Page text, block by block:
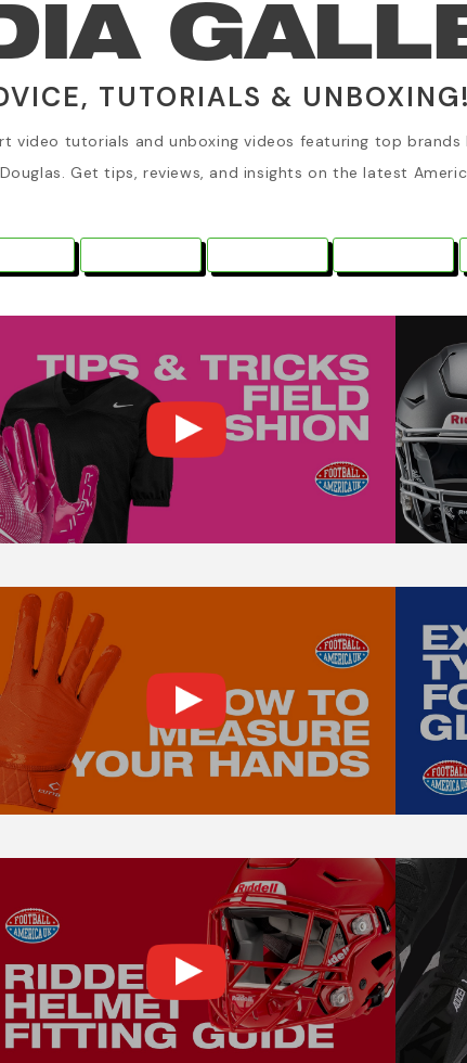
TUTORIALS & UNBOXING!
video tutorials and unboxing videos featuring top brands
Get tips, reviews, and insights on the latest